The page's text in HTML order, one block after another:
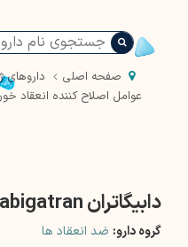
صفحه اصلی داروهای
عوامل اصلاح کننده انعقاد
دابیگاتران Dabigatran
گروه دارو: ضد انعقاد ها